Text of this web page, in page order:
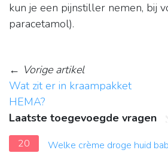
kun je een pijnstiller nemen, bij
paracetamol).
← Vorige artikel
Wat zit er in kraampakket
HEMA?
Laatste toegevoegde vragen
20
Welke crème droge huid